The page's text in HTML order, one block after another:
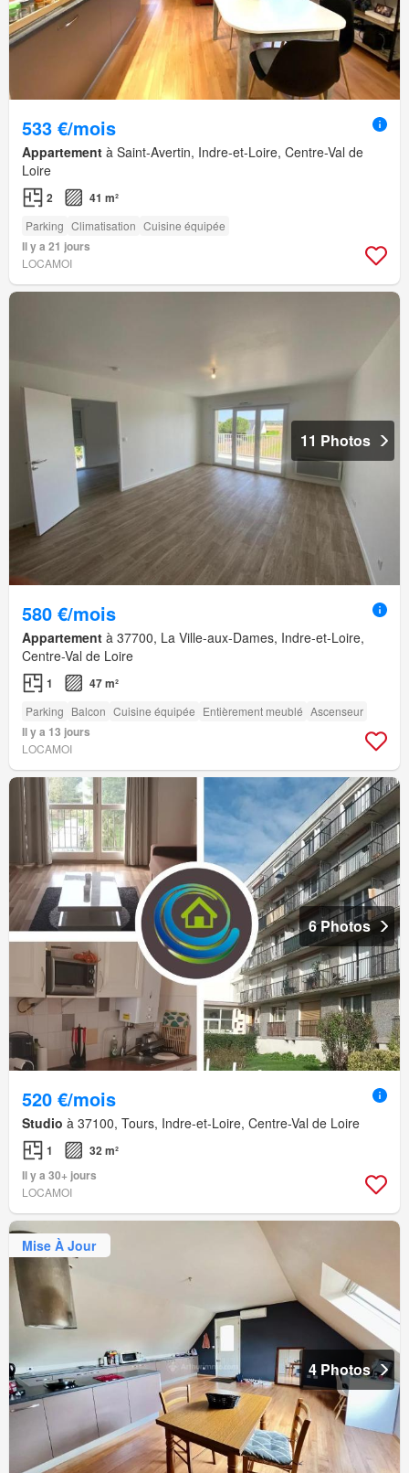
533 €/mois
Appartement à Saint-Avertin, Indre-et-Loire, Centre-Val de
Loire
2 41 m²
Parking Climatisation Cuisine équipée
Il y a 21 jours
LOCAMOI
11 Photos
580 €/mois
Appartement à 37700, La Ville-aux-Dames, Indre-et-Loire,
Centre-Val de Loire
1 47 m²
Parking Balcon Cuisine équipée Entièrement meublé Ascenseur
Il y a 13 jours
LOCAMOI
6 Photos
520 €/mois
Studio à 37100, Tours, Indre-et-Loire, Centre-Val de Loire
1
32 m²
Il y a 30+ jours
LOCAMOI
Mise À Jour
4 Photos